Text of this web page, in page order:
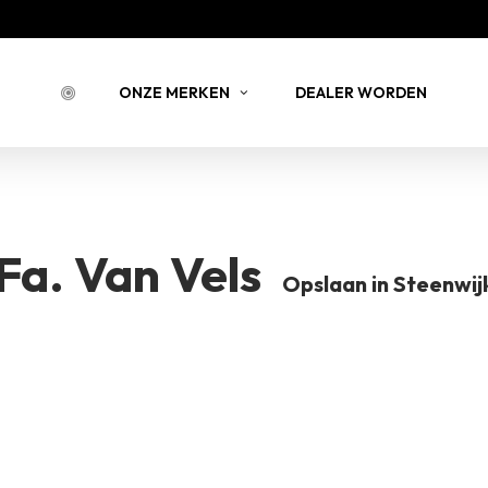
ONZE MERKEN
BERNSTEIN JOY JULIA
DEALER WORDEN
Van Vels Opslaan in